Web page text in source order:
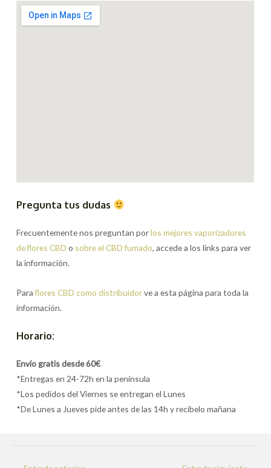
Pregunta tus dudas
Frecuentemente nos preguntan porlos mejores vaporizadores
de flores CBD o sobre el CBD fumado, accede a los links para ver
la información.
Paraflores CBD como distribuidorve a esta página para toda la
información.
Horario:
Envío gratis desde 60€
*Entregas en 24-72h en la península
*Los pedidos del Viernes se entregan el Lunes
*De Lunes a Jueves pide antes de las 14h y recíbelo mañana
Navegación